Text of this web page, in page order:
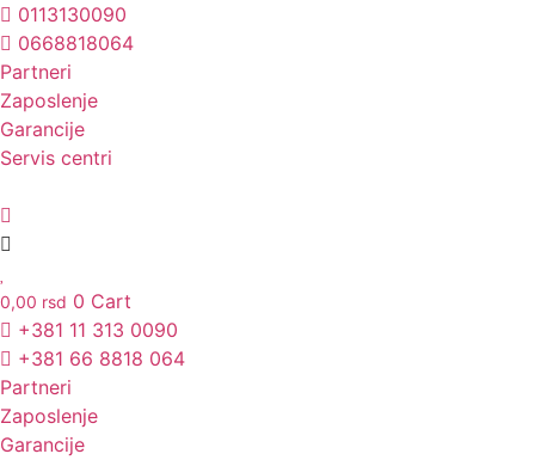
Skočite
na
sadržaj
0113130090
0668818064
Partneri
Zaposlenje
Garancije
Servis centri
0,00 rsd 0 Cart
+381 11 313 0090
+381 66 8818 064
Partneri
Zaposlenje
Garancije
Unesite ovde tekst naslova